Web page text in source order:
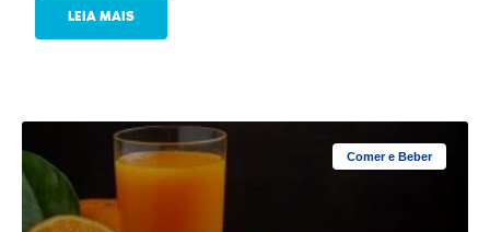
LEIA MAIS
Comer e Beber